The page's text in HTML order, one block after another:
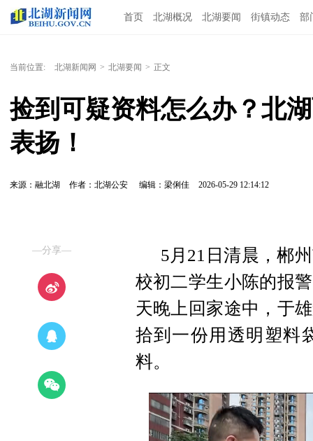
首页 北湖概况 北湖要闻 街镇动态 部
当前位置: 北湖新闻网 > 北湖要闻 > 正文
捡到可疑资料怎么办？北
表扬！
来源：融北湖 作者：北湖公安 编辑：梁俐佳 2026-05-29 12:14:12
—分享—
5月21日清晨，郴
校初二学生小陈的报
天晚上回家途中，于
拾到一份用透明塑料
料。